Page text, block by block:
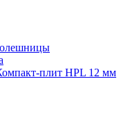
плит HPL 12 мм